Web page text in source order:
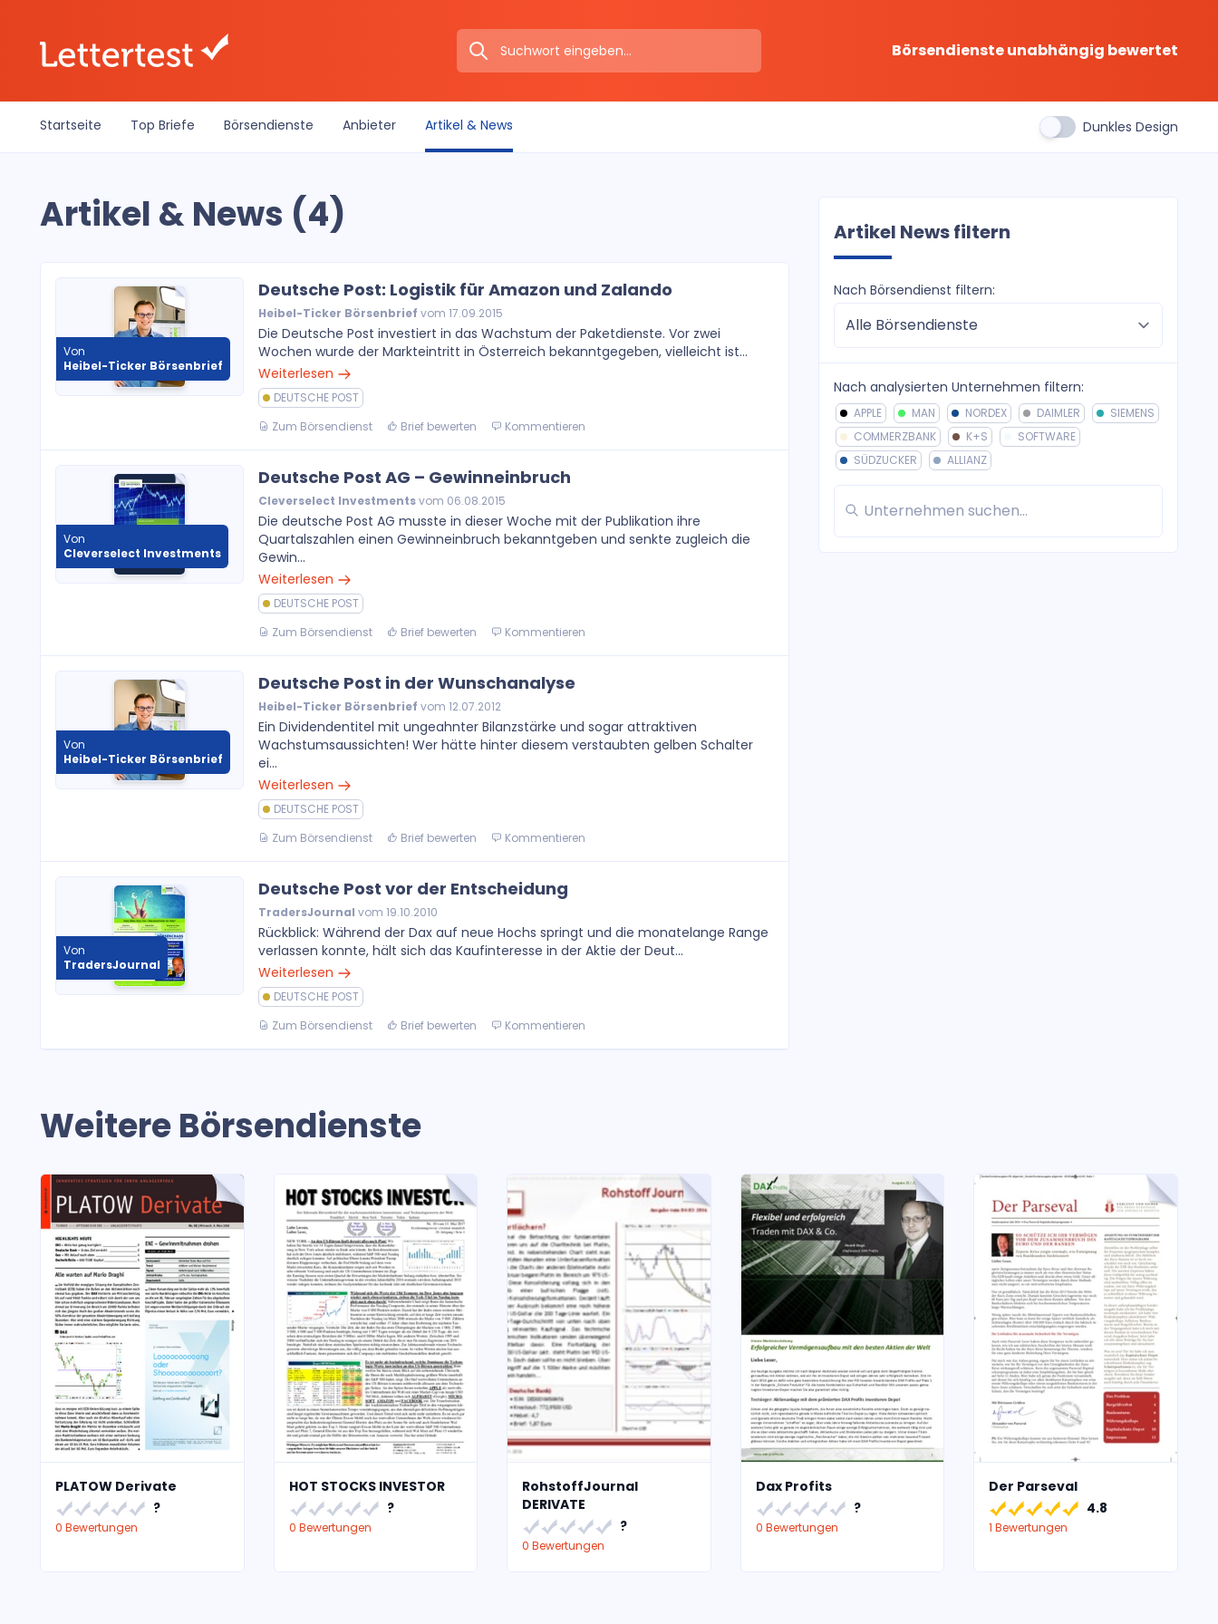
Börsendienste unabhängig bewertet
Startseite Top Briefe Börsendienste Anbieter Artikel & News Dunkles Design
Artikel & News (4)
Von
Heibel-Ticker Börsenbrief
Deutsche Post: Logistik für Amazon und Zalando
Heibel-Ticker Börsenbrief vom 17.09.2015
Die Deutsche Post investiert in das Wachstum der Paketdienste. Vor zwei
Wochen wurde der Markteintritt in Österreich bekanntgegeben, vielleicht ist...
Weiterlesen
DEUTSCHE POST
Zum Börsendienst
Brief bewerten Kommentieren
Von
Cleverselect Investments
Deutsche Post AG – Gewinneinbruch
Cleverselect Investmentsvom 06.08.2015
Die deutsche Post AG musste in dieser Woche mit der Publikation ihre
Quartalszahlen einen Gewinneinbruch bekanntgeben und senkte zugleich die
Gewin...
Weiterlesen
DEUTSCHE POST
Zum Börsendienst
Brief bewerten Kommentieren
Von
Heibel-Ticker Börsenbrief
Deutsche Post in der Wunschanalyse
Heibel-Ticker Börsenbrief vom 12.07.2012
Ein Dividendentitel mit ungeahnter Bilanzstärke und sogar attraktiven
Wachstumsaussichten! Wer hätte hinter diesem verstaubten gelben Schalter
ei...
Weiterlesen
DEUTSCHE POST
Zum Börsendienst
Brief bewerten Kommentieren
Von
TradersJournal
Deutsche Post vor der Entscheidung
TradersJournal vom 19.10.2010
Rückblick: Während der Dax auf neue Hochs springt und die monatelange Range
verlassen konnte, hält sich das Kaufinteresse in der Aktie der Deut...
Weiterlesen
DEUTSCHE POST
Zum Börsendienst
Brief bewerten Kommentieren
Artikel News filtern
Nach Börsendienst filtern:
Nach analysierten Unternehmen filtern:
APPLE MAN NORDEX DAIMLER
SIEMENS
COMMERZBANK
K+S
SOFTWARE
SÜDZUCKER
ALLIANZ
Weitere Börsendienste
PLATOW Derivate
?
0 Bewertungen
HOT STOCKS INVESTOR
?
0 Bewertungen
RohstoffJournal
DERIVATE
?
0 Bewertungen
Dax Profits
?
0 Bewertungen
Der Parseval
4.8
1 Bewertungen